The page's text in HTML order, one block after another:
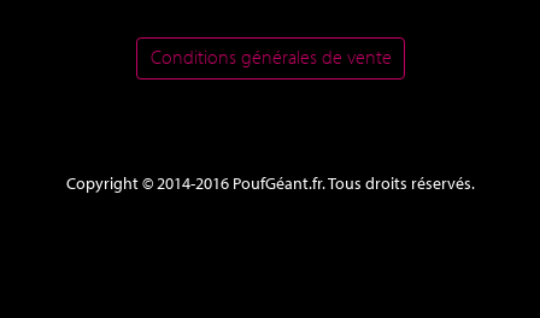
Conditions générales de vente
Copyright © 2014-2016 PoufGéant.fr. Tous droits réservés.